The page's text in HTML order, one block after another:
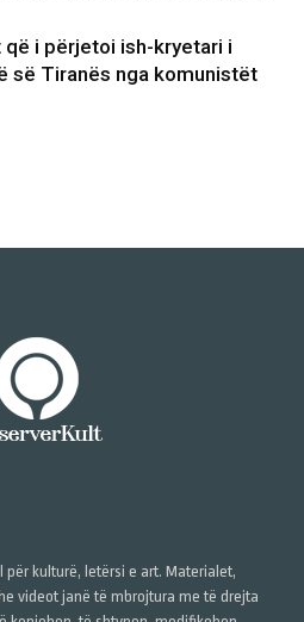
i përjetoi ish-kryetari i
së Tiranës nga komunistët
për kulturë, letërsi e art. Materialet,
videot janë të mbrojtura me të drejta